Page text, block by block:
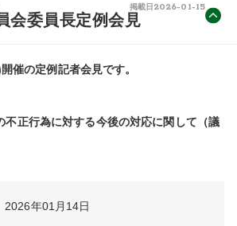
掲載日 2026-01-15
会委員長定例会見
催の定例記者会見です。
不正行為に対する今後の対応に関して（議
2026年01月14日